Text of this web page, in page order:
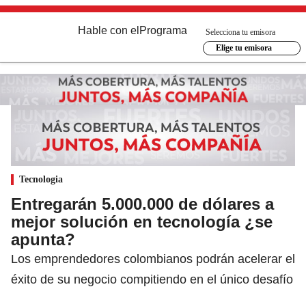
Hable con el Programa
Selecciona tu emisora
Elige tu emisora
Tecnologia
Entregarán 5.000.000 de dólares a
mejor solución en tecnología ¿se
apunta?
Los emprendedores colombianos podrán acelerar el
éxito de su negocio compitiendo en el único desafío